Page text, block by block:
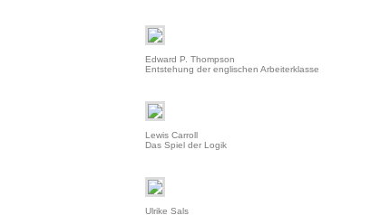
Edward P. Thompson
Entstehung der englischen Arbeiterklasse
Lewis Carroll
Das Spiel der Logik
Ulrike Sals